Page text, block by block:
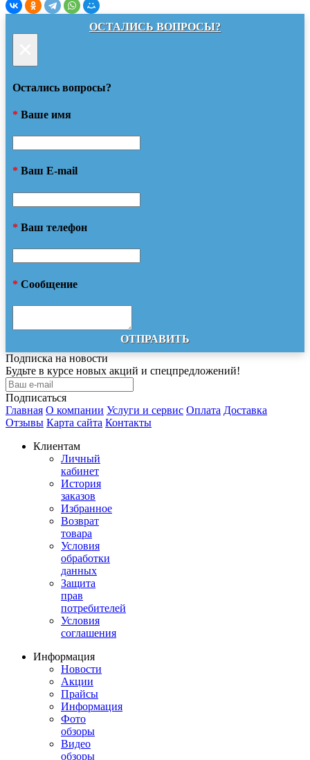
ОСТАЛИСЬ ВОПРОСЫ?
Остались вопросы?
* Ваше имя
* Ваш E-mail
* Ваш телефон
* Сообщение
ОТПРАВИТЬ
Подписка на новости
Будьте в курсе новых акций и спецпредложений!
Подписаться
Главная О компании Услуги и сервис Оплата Доставка
Отзывы Карта сайта Контакты
Клиентам
Личный
кабинет
История
заказов
Избранное
Возврат
товара
Условия
обработки
данных
Защита
прав
потребителей
Условия
соглашения
Информация
Новости
Акции
Прайсы
Информация
Фото
обзоры
Видео
обзоры